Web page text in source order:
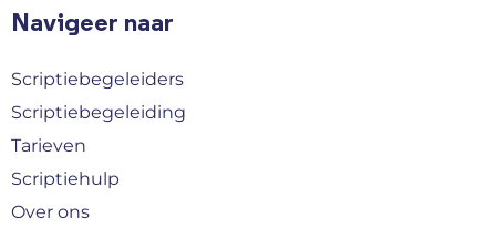
Navigeer naar
Scriptiebegeleiders
Scriptiebegeleiding
Tarieven
Scriptiehulp
Over ons